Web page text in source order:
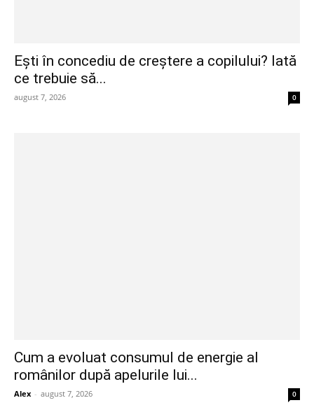
Ești în concediu de creștere a copilului? Iată
ce trebuie să...
august 7, 2026 0
Cum a evoluat consumul de energie al
românilor după apelurile lui...
Alex - august 7, 2026 0